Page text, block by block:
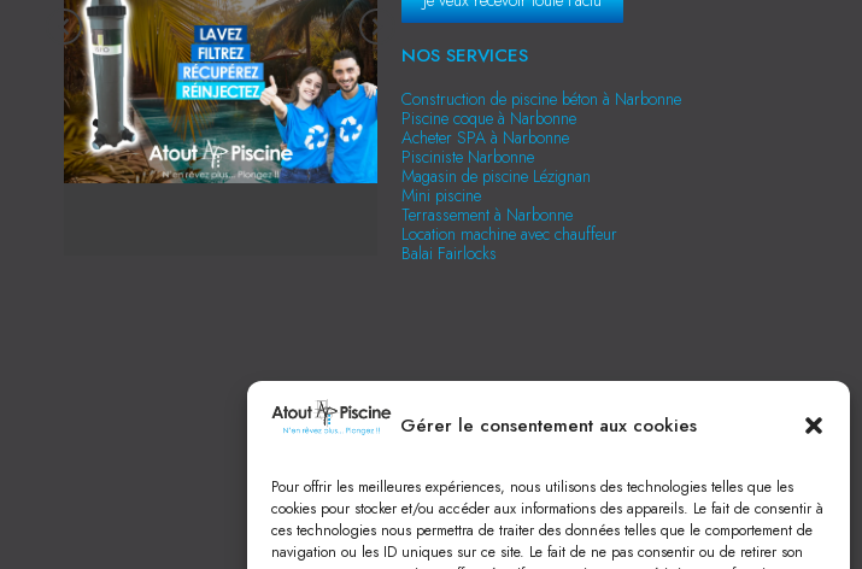
Gérer le consentement aux cookies
Pour offrir les meilleures expériences, nous utilisons des technologies telles que les
cookies pour stocker et/ou accéder aux informations des appareils. Le fait de consentir à
ces technologies nous permettra de traiter des données telles que le comportement de
navigation ou les ID uniques sur ce site. Le fait de ne pas consentir ou de retirer son
NOS SERVICES
Construction de piscine béton à Narbonne
Piscine coque à Narbonne
Acheter SPA à Narbonne
Pisciniste Narbonne
Magasin de piscine Lézignan
Mini piscine
Terrassement à Narbonne
Location machine avec chauffeur
Balai Fairlocks